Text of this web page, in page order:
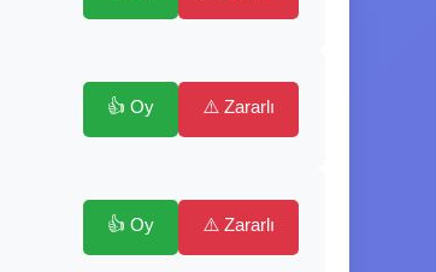
👍 Oy ⚠️ Zararlı
👍 Oy ⚠️ Zararlı